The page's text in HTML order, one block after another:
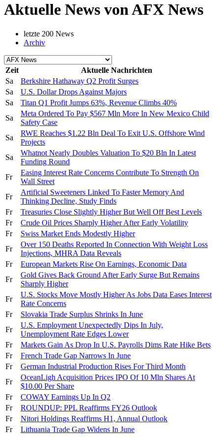
Aktuelle News von AFX News
letzte 200 News
Archiv
Zeit
Aktuelle Nachrichten
Sa
Berkshire Hathaway Q2 Profit Surges
Sa
U.S. Dollar Drops Against Majors
Sa
Titan Q1 Profit Jumps 63%, Revenue Climbs 40%
Sa
Meta Ordered To Pay $567 Mln More In New Mexico Child
Safety Case
Sa
RWE Reaches $1.22 Bln Deal To Exit U.S. Offshore Wind
Projects
Sa
Whatnot Nearly Doubles Valuation To $20 Bln In Latest
Funding Round
Fr
Easing Interest Rate Concerns Contribute To Strength On
Wall Street
Fr
Artificial Sweeteners Linked To Faster Memory And
Thinking Decline, Study Finds
Fr
Treasuries Close Slightly Higher But Well Off Best Levels
Fr
Crude Oil Prices Sharply Higher After Early Volatility
Fr
Swiss Market Ends Modestly Higher
Fr
Over 150 Deaths Reported In Connection With Weight Loss
Injections, MHRA Data Reveals
Fr
European Markets Rise On Earnings, Economic Data
Fr
Gold Gives Back Ground After Early Surge But Remains
Sharply Higher
Fr
U.S. Stocks Move Mostly Higher As Jobs Data Eases Interest
Rate Concerns
Fr
Slovakia Trade Surplus Shrinks In June
Fr
U.S. Employment Unexpectedly Dips In July,
Unemployment Rate Edges Lower
Fr
Markets Gain As Drop In U.S. Payrolls Dims Rate Hike Bets
Fr
French Trade Gap Narrows In June
Fr
German Industrial Production Rises For Third Month
Fr
OceanLigh Acquisition Prices IPO Of 10 Mln Shares At
$10.00 Per Share
Fr
COWAY Earnings Up In Q2
Fr
ROUNDUP: PPL Reaffirms FY26 Outlook
Fr
Nitori Holdings Reaffirms H1, Annual Outlook
Fr
Lithuania Trade Gap Widens In June